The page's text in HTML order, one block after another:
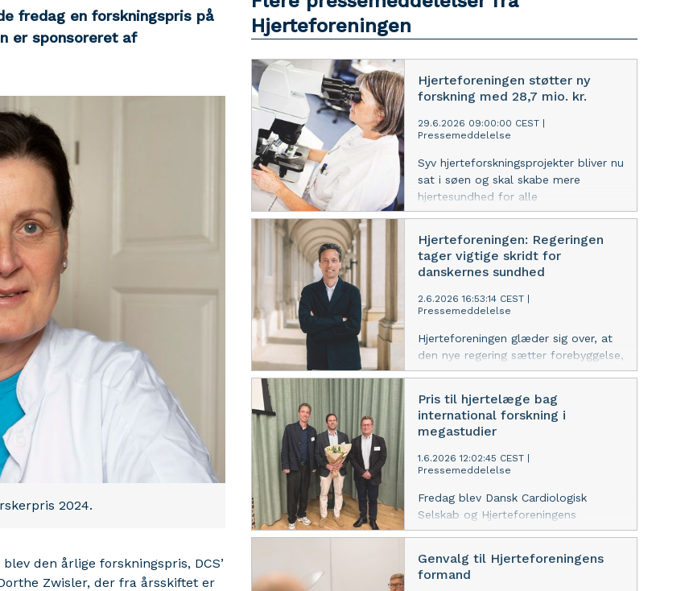
fredag en forskningspris på
er sponsoreret af
2024.
den årlige forskningspris, DCS’
Zwisler, der fra årsskiftet er
Hjerteforeningen
Hjerteforeningen støtter ny
forskning med 28,7 mio. kr.
29.6.2026 09:00:00 CEST
Pressemeddelelse
Syv hjerteforskningsprojekter bliver nu
sat i søen og skal skabe mere
hjertesundhed for alle
danskere. Forskningen skal styrke
sygdom hos især unge og danskere i
høj risiko, og skabe bedre rammer
hjertesygdom.
Hjerteforeningen: Regeringen
tager vigtige skridt for
danskernes sundhed
2.6.2026 16:53:14 CEST
Pressemeddelelse
Hjerteforeningen glæder sig over, at
den nye regering sætter forebyggelse,
sundere fødevarer og mindre ulighed
Pris til hjertelæge bag
international forskning i
megastudier
1.6.2026 12:02:45 CEST
Pressemeddelelse
Fredag blev Dansk Cardiologisk
Selskab og Hjerteforeningens
Forskerpris overrakt til professor og
Sørensen.
Genvalg til Hjerteforeningens
formand